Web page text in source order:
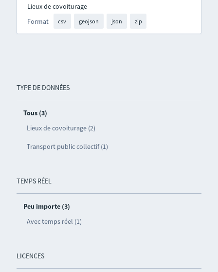
TYPE DE DONNÉES
Tous (3)
Lieux de covoiturage (2)
Transport public collectif (1)
TEMPS RÉEL
Peu importe (3)
Avec temps réel (1)
LICENCES
Format csv geojson json zip
Lieux de covoiturage